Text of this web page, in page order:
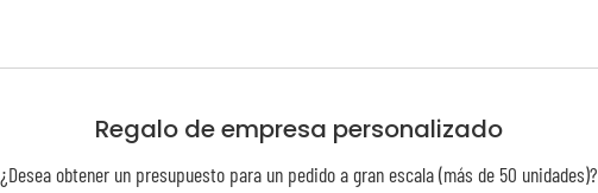
Regalo de empresa personalizado
¿Desea obtener un presupuesto para un pedido a gran escala (más de 50 unidades)?